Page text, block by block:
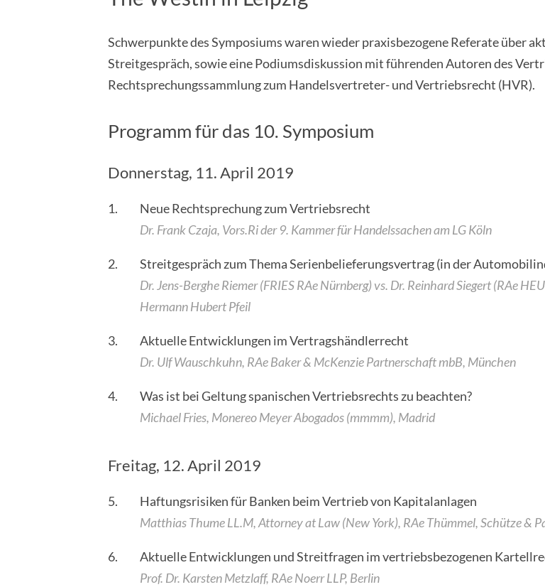
Schwerpunkte des Symposiums waren wieder praxisbezogene Referate über
Streitgespräch, sowie eine Podiumsdiskussion mit führenden Autoren des
Rechtsprechungssammlung zum Handelsvertreter- und Vertriebsrecht (HVR).
Programm für das 10. Symposium
Donnerstag, 11. April 2019
1.
Neue Rechtsprechung zum Vertriebsrecht
Dr. Frank Czaja, Vors.Ri der 9. Kammer für Handelssachen am LG Köln
2.
Streitgespräch zum Thema Serienbelieferungsvertrag (in der
Dr. Jens-Berghe Riemer (FRIES RAe Nürnberg) vs. Dr. Reinhard Siegert (RAe
Hermann Hubert Pfeil
3.
Aktuelle Entwicklungen im Vertragshändlerrecht
Dr. Ulf Wauschkuhn, RAe Baker & McKenzie Partnerschaft mbB, München
4.
Was ist bei Geltung spanischen Vertriebsrechts zu beachten?
Michael Fries, Monereo Meyer Abogados (mmmm), Madrid
Freitag, 12. April 2019
5.
Haftungsrisiken für Banken beim Vertrieb von Kapitalanlagen
Matthias Thume LL.M, Attorney at Law (New York), RAe Thümmel, Schütze &
6.
Aktuelle Entwicklungen und Streitfragen im vertriebsbezogenen
Prof. Dr. Karsten Metzlaff, RAe Noerr LLP, Berlin